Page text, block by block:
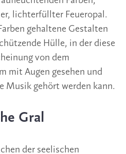
lichterfüllter Feueropal.
gehaltene Gestalten
Hülle, in der diese
von dem
mit Augen gesehen und
Musik gehört werden kann.
Gral
der seelischen